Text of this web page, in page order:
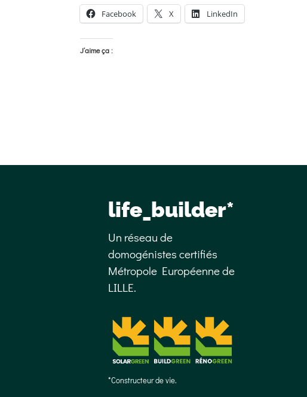
Facebook X LinkedIn
J’aime ça :
life_builder*
Un réseau de
domogénistes certifiés
Métropole Européenne de
LILLE.
*Constructeur de vie.